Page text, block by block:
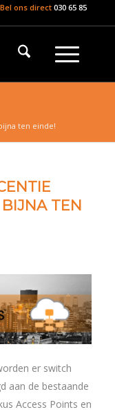
Bel ons direct 030 65 85
ten einde!
TEN
er switch
aan de bestaande
Access Points en